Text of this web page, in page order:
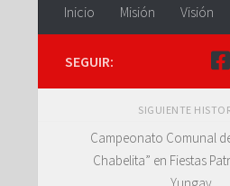
Inicio Misión Visión
SEGUIR:
SIGUIENTE
Campeonato Comunal
Chabelita” en Fiestas